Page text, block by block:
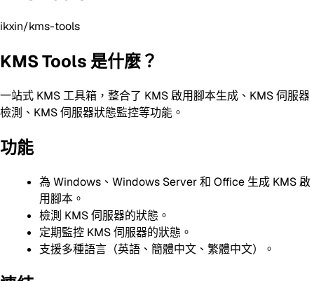
ikxin/kms-tools
KMS Tools 是什麼？
一站式 KMS 工具箱，整合了 KMS 啟用腳本生成、KMS 伺服器
檢測、KMS 伺服器狀態監控等功能。
功能
為 Windows、Windows Server 和 Office 生成 KMS 啟
用腳本。
檢測 KMS 伺服器的狀態。
定期監控 KMS 伺服器的狀態。
支援多種語言（英語、簡體中文、繁體中文）。